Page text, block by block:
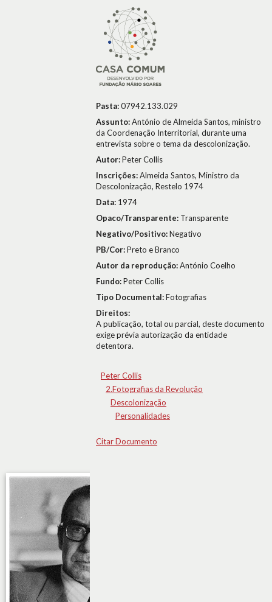
Pasta:07942.133.029
Assunto:António de Almeida Santos, ministro
da Coordenação Interritorial, durante uma
entrevista sobre o tema da descolonização.
Autor:Peter Collis
Inscrições:Almeida Santos, Ministro da
Descolonização, Restelo 1974
Data: 1974
Opaco/Transparente: Transparente
Negativo/Positivo:Negativo
PB/Cor:Preto e Branco
Autor da reprodução:António Coelho
Fundo:Peter Collis
Tipo Documental:Fotografias
Direitos:
A publicação, total ou parcial, deste documento
exige prévia autorização da entidade
detentora.
Peter Collis
2.Fotografias da Revolução
Descolonização
Personalidades
Citar Documento